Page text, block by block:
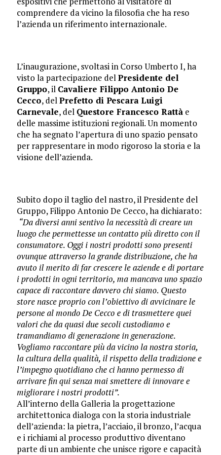
comprendere da vicino la filosofia che ha reso
l’azienda un riferimento internazionale.
L’inaugurazione, svoltasi in Corso Umberto I, ha
visto la partecipazione delPresidente del
Gruppo, il Cavaliere Filippo Antonio De
Cecco, delPrefetto di Pescara Luigi
Carnevale, del Questore Francesco Rattàe
delle massime istituzioni regionali. Un momento
che ha segnato l’apertura di uno spazio pensato
per rappresentare in modo rigoroso la storia e la
visione dell’azienda.
Subito dopo il taglio del nastro, il Presidente del
Gruppo, Filippo Antonio De Cecco, ha dichiarato:
“Da diversi anni sentivo la necessità di creare un
luogo che permettesse un contatto più diretto con il
consumatore. Oggi i nostri prodotti sono presenti
ovunque attraverso la grande distribuzione, che ha
avuto il merito di far crescere le aziende e di portare
i prodotti in ogni territorio, ma mancava uno spazio
capace di raccontare davvero chi siamo. Questo
store nasce proprio con l’obiettivo di avvicinare le
persone al mondo De Cecco e di trasmettere quei
valori che da quasi due secoli custodiamo e
tramandiamo di generazione in generazione.
Vogliamo raccontare più da vicino la nostra storia,
la cultura della qualità, il rispetto della tradizione e
l’impegno quotidiano che ci hanno permesso di
arrivare fin qui senza mai smettere di innovare e
migliorare i nostri prodotti”.
All’interno della Galleria la progettazione
architettonica dialoga con la storia industriale
dell’azienda: la pietra, l’acciaio, il bronzo, l’acqua
e i richiami al processo produttivo diventano
parte di un ambiente che unisce rigore e capacità